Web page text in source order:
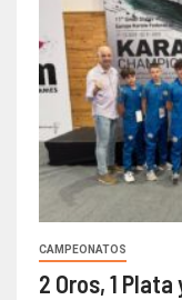
CAMPEONATOS
2 Oros, 1